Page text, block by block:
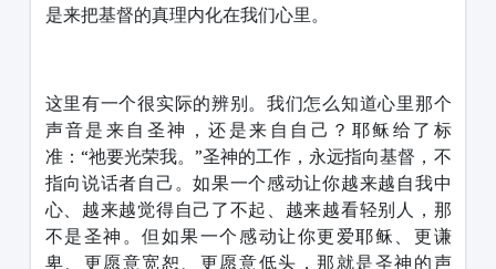
是来把基督的真理内化在我们心里。
这里有一个很实际的辨别。我们怎么知道心里那个
声音是来自圣神，还是来自自己？耶稣给了标
准：“祂要光荣我。”圣神的工作，永远指向基督，不
指向说话者自己。如果一个感动让你越来越自我中
心、越来越觉得自己了不起、越来越看轻别人，那
不是圣神。但如果一个感动让你更爱耶稣、更谦
卑、更愿意宽恕、更愿意低头，那就是圣神的声